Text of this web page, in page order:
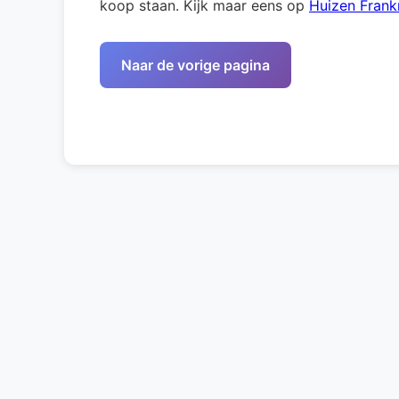
koop staan. Kijk maar eens op Huizen
Naar de vorige pagina